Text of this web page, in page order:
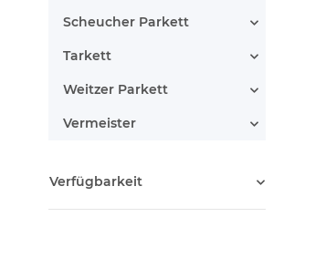
Scheucher Parkett
Tarkett
Weitzer Parkett
Vermeister
Verfügbarkeit